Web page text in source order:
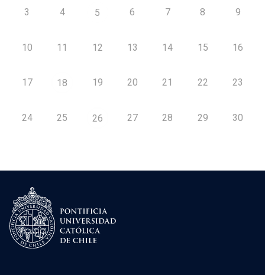
3 4 5 6 7 8 9
10 11 12 13 14 15 16
17 18 19 20 21 22 23
24 25 26 27 28 29 30